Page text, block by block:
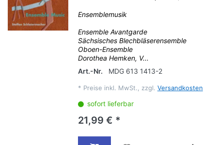
Ensemblemusik
Ensemble Avantgarde
Sächsisches Blechbläserensemble
Oboen-Ensemble
Dorothea Hemken, V...
Art.-Nr.
MDG 613 1413-2
* Preise inkl. MwSt., zzgl. Versandkosten
sofort lieferbar
21,99 € *